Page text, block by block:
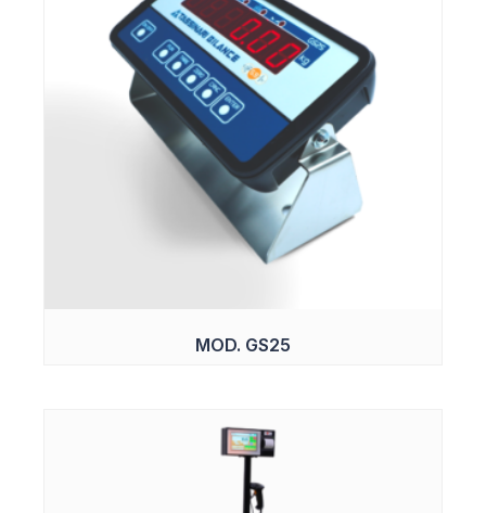
MOD. GS25